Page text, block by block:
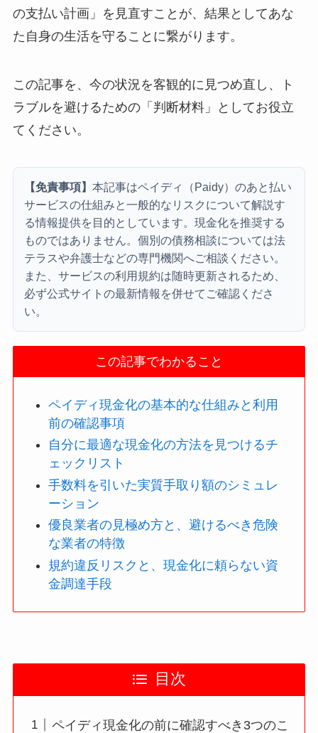
の支払い計画」を見直すことが、結果としてあな
た自身の生活を守ることに繋がります。
この記事を、今の状況を客観的に見つめ直し、ト
ラブルを避けるための「判断材料」としてお役立
てください。
【免責事項】 本記事はペイディ（Paidy）のあと払い
サービスの仕組みと一般的なリスクについて解説す
る情報提供を目的としています。現金化を推奨する
ものではありません。個別の債務相談については法
テラスや弁護士などの専門機関へご相談ください。
また、サービスの利用規約は随時更新されるため、
必ず公式サイトの最新情報を併せてご確認くださ
い。
この記事でわかること
ペイディ現金化の基本的な仕組みと利用
前の確認事項
自分に最適な現金化の方法を見つけるチ
ェックリスト
手数料を引いた実質手取り額のシミュレ
ーション
優良業者の見極め方と、避けるべき危険
な業者の特徴
規約違反リスクと、現金化に頼らない資
金調達手段
目次
ペイディ現金化の前に確認すべき3つのこ